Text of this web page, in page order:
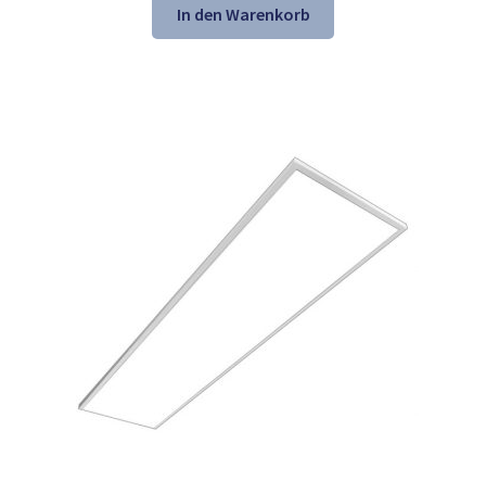
war:
167,39 €
ist:
102,98 €.
In den Warenkorb